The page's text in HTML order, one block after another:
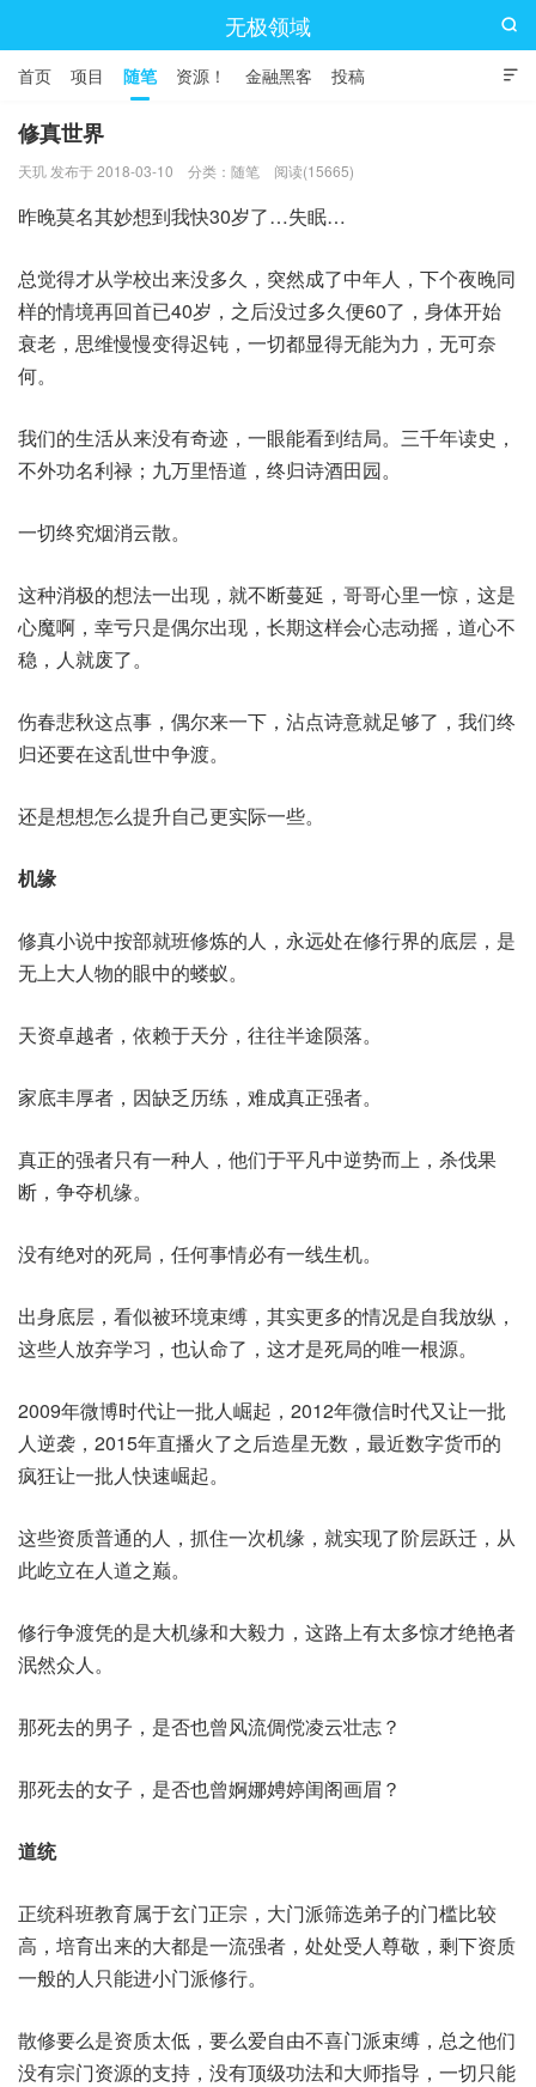
无极领域

首页 项目 随笔 资源！ 金融黑客 投稿

修真世界
天玑 发布于 2018-03-10 分类： 随笔 阅读(15665)
昨晚莫名其妙想到我快30岁了…失眠…
总觉得才从学校出来没多久，突然成了中年人，下个夜晚同
样的情境再回首已40岁，之后没过多久便60了，身体开始
衰老，思维慢慢变得迟钝，一切都显得无能为力，无可奈
何。
我们的生活从来没有奇迹，一眼能看到结局。三千年读史，
不外功名利禄；九万里悟道，终归诗酒田园。
一切终究烟消云散。
这种消极的想法一出现，就不断蔓延，哥哥心里一惊，这是
心魔啊，幸亏只是偶尔出现，长期这样会心志动摇，道心不
稳，人就废了。
伤春悲秋这点事，偶尔来一下，沾点诗意就足够了，我们终
归还要在这乱世中争渡。
还是想想怎么提升自己更实际一些。
机缘
修真小说中按部就班修炼的人，永远处在修行界的底层，是
无上大人物的眼中的蝼蚁。
天资卓越者，依赖于天分，往往半途陨落。
家底丰厚者，因缺乏历练，难成真正强者。
真正的强者只有一种人，他们于平凡中逆势而上，杀伐果
断，争夺机缘。
没有绝对的死局，任何事情必有一线生机。
出身底层，看似被环境束缚，其实更多的情况是自我放纵，
这些人放弃学习，也认命了，这才是死局的唯一根源。
2009年微博时代让一批人崛起，2012年微信时代又让一批
人逆袭，2015年直播火了之后造星无数，最近数字货币的
疯狂让一批人快速崛起。
这些资质普通的人，抓住一次机缘，就实现了阶层跃迁，从
此屹立在人道之巅。
修行争渡凭的是大机缘和大毅力，这路上有太多惊才绝艳者
泯然众人。
那死去的男子，是否也曾风流倜傥凌云壮志？
那死去的女子，是否也曾婀娜娉婷闺阁画眉？
道统
正统科班教育属于玄门正宗，大门派筛选弟子的门槛比较
高，培育出来的大都是一流强者，处处受人尊敬，剩下资质
一般的人只能进小门派修行。
散修要么是资质太低，要么爱自由不喜门派束缚，总之他们
没有宗门资源的支持，没有顶级功法和大师指导，一切只能